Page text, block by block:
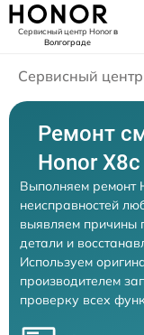
Сервисный центр Honorв
Волгограде
Сервисный
Ремонт
Honor
Выполняем ремонт
неисправностей
выявляем причины
детали и
Используем
производителем
проверку всех